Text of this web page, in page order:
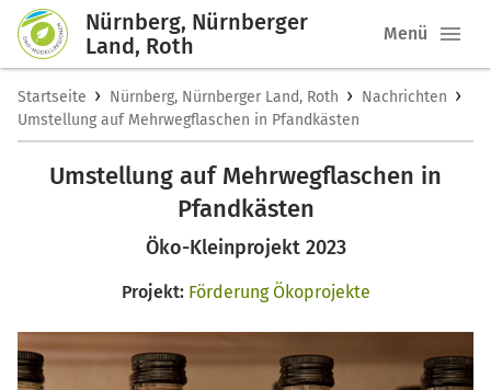
Nürnberg, Nürnberger
Land, Roth
Menü
Startseite › Nürnberg, Nürnberger Land, Roth › Nachrichten ›
Umstellung auf Mehrwegflaschen in Pfandkästen
Umstellung auf Mehrwegflaschen in
Pfandkästen
Öko-Kleinprojekt 2023
Projekt: Förderung Ökoprojekte